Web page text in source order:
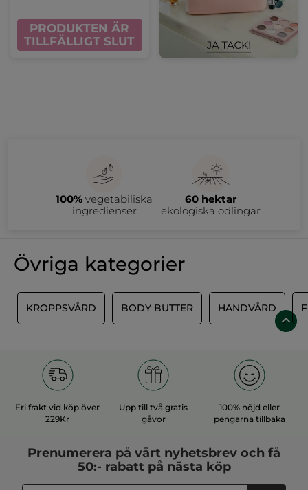
PRODUKTEN ÄR
TILLFÄLLIGT SLUT
100% vegetabiliska
ingredienser
60 hektar
ekologiska odlingar
Övriga kategorier
KROPPSVÅRD BODY BUTTER HANDVÅRD
Fri frakt vid köp över
229Kr
Upp till två gratis
gåvor
100% nöjd eller
pengarna tillbaka
Prenumerera på vårt nyhetsbrev och få
50:- rabatt på nästa köp